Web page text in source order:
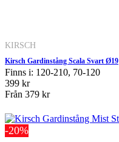
KIRSCH
Kirsch Gardinstång Scala Svart Ø19
Finns i: 120-210, 70-120
399 kr
Från 379 kr
-20%